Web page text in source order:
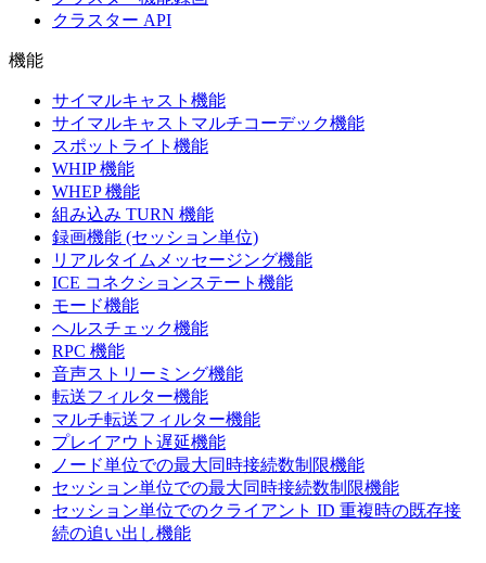
クラスター API
機能
サイマルキャスト機能
サイマルキャストマルチコーデック機能
スポットライト機能
WHIP 機能
WHEP 機能
組み込み TURN 機能
録画機能 (セッション単位)
リアルタイムメッセージング機能
ICE コネクションステート機能
モード機能
ヘルスチェック機能
RPC 機能
音声ストリーミング機能
転送フィルター機能
マルチ転送フィルター機能
プレイアウト遅延機能
ノード単位での最大同時接続数制限機能
セッション単位での最大同時接続数制限機能
セッション単位でのクライアント ID 重複時の既存接
続の追い出し機能